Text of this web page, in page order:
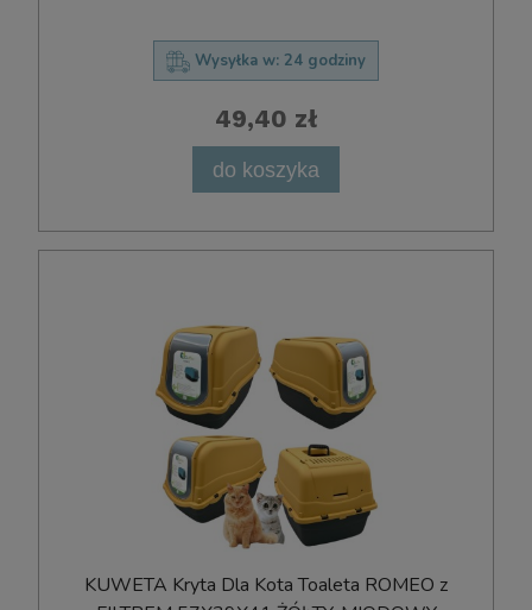
Wysyłka w: 24 godziny
49,40 zł
do koszyka
KUWETA Kryta Dla Kota Toaleta ROMEO z